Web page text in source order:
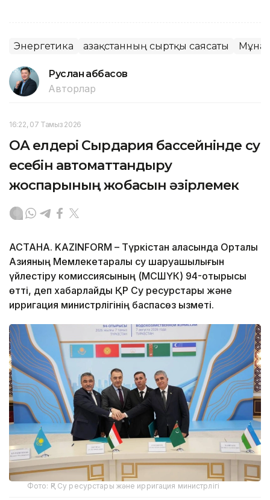
Энергетика Қазақстанның сыртқы саясаты
Руслан Ғаббасов
Авторлар
16:22, 07 Тамыз 2026
ОА елдері Сырдария бассейнінде су
есебін автоматтандыру
жоспарының жобасын әзірлемек
АСТАНА. KAZINFORM – Түркістан қаласында Орталық
Азияның Мемлекетаралық су шаруашылығын
үйлестіру комиссиясының (МСШҮК) 94-отырысы
өтті, деп хабарлайды ҚР Су ресурстары және
ирригация министрлігінің баспасөз қызметі.
Фото: ҚР Су ресурстары және ирригация министрлігі